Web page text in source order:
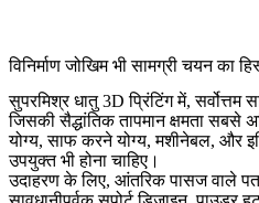
विनिर्माण जोखिम भी सामग्री चयन का
सुपरमिश्र धातु 3D प्रिंटिंग में, सर्वोत्तम
जिसकी सैद्धांतिक तापमान क्षमता सबसे
योग्य, साफ करने योग्य, मशीनेबल, और
उपयुक्त भी होना चाहिए।
उदाहरण के लिए, आंतरिक पासज वाले